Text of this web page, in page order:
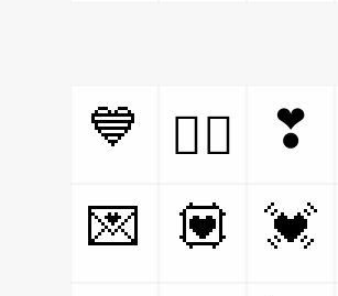
💙 ❤️‍🔥 ❣
💌
💟 💓